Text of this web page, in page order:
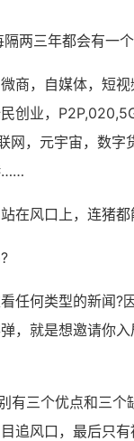
两三年都会有一个
商，自媒体，短
创业，
网，元宇宙，数字
……
在风口上，连猪都
任何类型的新闻?
，就是想邀请你
有三个优点和三个
追风口，最后只有